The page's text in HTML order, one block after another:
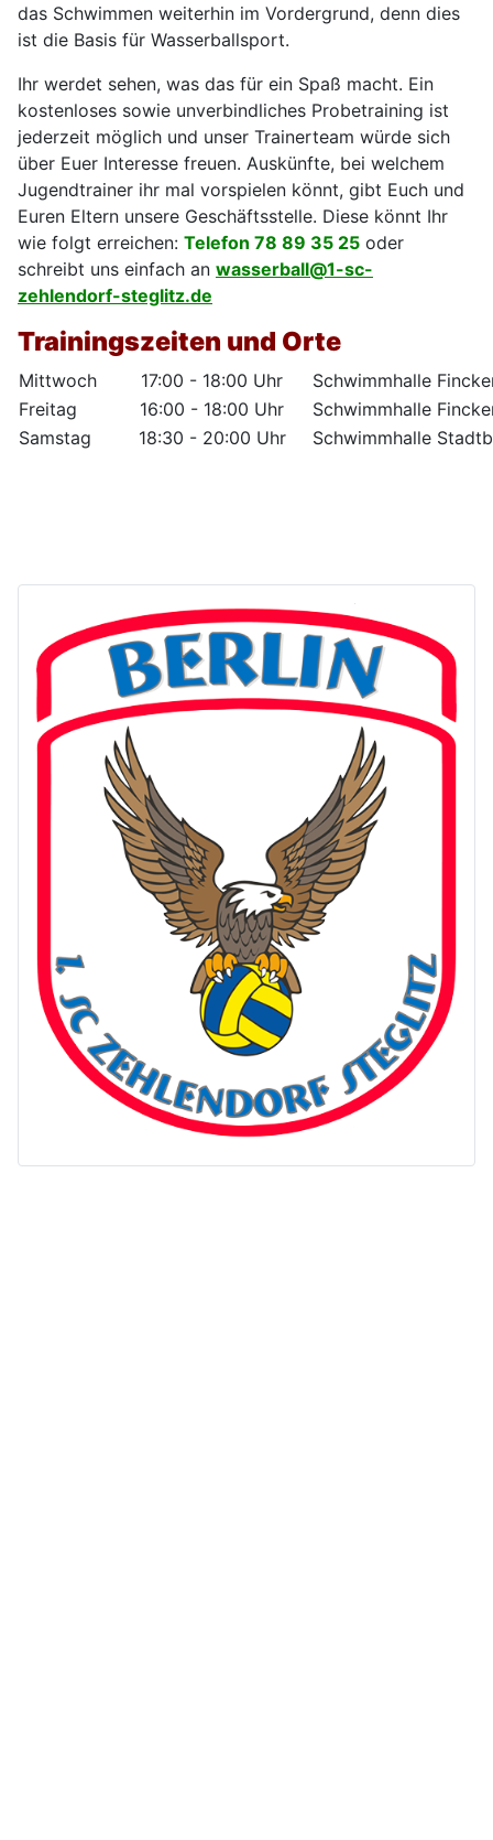
das Schwimmen weiterhin im Vordergrund, denn dies
ist die Basis für Wasserballsport.
Ihr werdet sehen, was das für ein Spaß macht. Ein
kostenloses sowie unverbindliches Probetraining ist
jederzeit möglich und unser Trainerteam würde sich
über Euer Interesse freuen. Auskünfte, bei welchem
Jugendtrainer ihr mal vorspielen könnt, gibt Euch und
Euren Eltern unsere Geschäftsstelle. Diese könnt Ihr
wie folgt erreichen: Telefon 78 89 35 25 oder
schreibt uns einfach an wasserball@1-sc-
zehlendorf-steglitz.de
Trainingszeiten und Orte
Mittwoch 17:00 - 18:00 Uhr
Schwimmhalle
Freitag
16:00 - 18:00 Uhr
Schwimmhalle
Samstag
18:30 - 20:00 Uhr Schwimmhalle